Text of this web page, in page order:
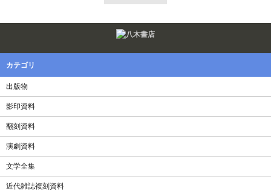
カテゴリ
出版物
影印資料
翻刻資料
演劇資料
文学全集
近代雑誌複刻資料